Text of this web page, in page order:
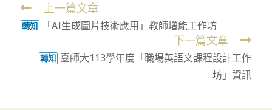
Read
more
上一篇文章
轉知 「AI生成圖片技術應用」教師增能工作坊
下一篇文章
轉知 臺師大113學年度「職場英語文課程設計工作
坊」資訊